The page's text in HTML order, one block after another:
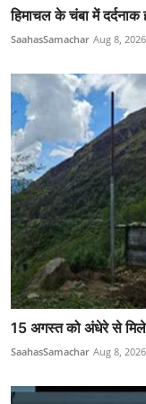
हिमाचल के चंबा में
SaahasSamachar Aug 8, 2026
15 अगस्त को अंधेरे से
SaahasSamachar Aug 8, 2026